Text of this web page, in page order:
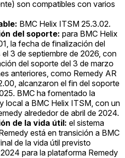
son compatibles con varios
BMC Helix ITSM 25.3.02.
del soporte: para BMC Helix
la fecha de finalización del
3 de septiembre de 2026, con
del soporte del 3 de marzo
anteriores, como Remedy AR
alcanzaron el fin del soporte
BMC ha fomentado la
local a BMC Helix ITSM, con un
alrededor de abril de 2024.
de la vida útil: el sistema
está en transición a BMC
de la vida útil previsto
para la plataforma Remedy